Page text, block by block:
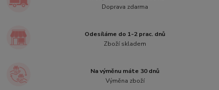
Doprava zdarma
Odesíláme do 1-2 prac. dnů
Zboží skladem
Na výměnu máte 30 dnů
Výměna zboží